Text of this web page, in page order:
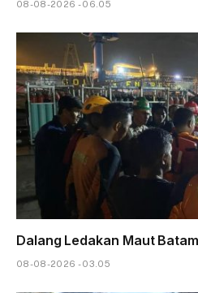
08-08-2026 - 06.05
Dalang Ledakan Maut
08-08-2026 - 03.05